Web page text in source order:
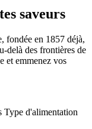
saveurs
fondée en 1857 déjà,
delà des frontières de
et emmenez vos
Type d'alimentation